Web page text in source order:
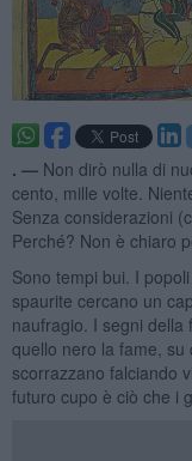
. — Non dirò nulla di
cento, mille volte.
Senza considerazioni
Perché? Non è chiaro
Sono tempi bui. I
spaurite cercano un
naufragio. I segni della
quello nero la fame, su
scorrazzano falciando
futuro cupo è ciò che i